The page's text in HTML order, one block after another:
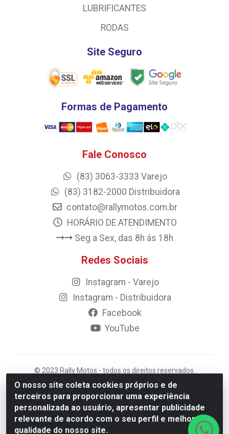
O nosso site coleta cookies próprios e de
terceiros para proporcionar uma experiência
personalizada ao usuário, apresentar publicidade
relevante de acordo com o seu perfil e melhorar a
qualidade do nosso site.
LUBRIFICANTES
RODAS
Site Seguro
Formas de Pagamento
Fale Conosco
(83) 3063-3333 Varejo
(83) 3182-2000 Distribuidora
contato@rallymotos.com.br
HORÁRIO DE ATENDIMENTO
Seg a Sex, das 8h ás 18h
Redes Sociais
Instagram - Varejo
Instagram - Distribuidora
Facebook
YouTube
© 2023 Rally Motos - todos os direitos reservados.
Razão Social: Rally motos distribuidora, importadora e
transportadora de peças LTDA - CNPJ 09.262.859/0001-
43 - Rua Vigário Calixto 2900 - Catolé, Campina
Grande/PB